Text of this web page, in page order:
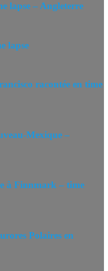
lapse – Angleterre
lapse
racontée en time
Mexique –
à Finnmark – time
Polaires en